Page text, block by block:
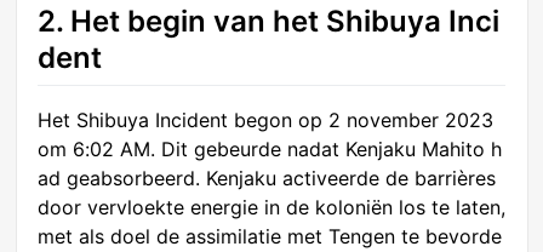
2. Het begin van het Shibuya Inci
dent
Het Shibuya Incident begon op 2 november 2023
om 6:02 AM. Dit gebeurde nadat Kenjaku Mahito h
ad geabsorbeerd. Kenjaku activeerde de barrières
door vervloekte energie in de koloniën los te laten,
met als doel de assimilatie met Tengen te bevorde